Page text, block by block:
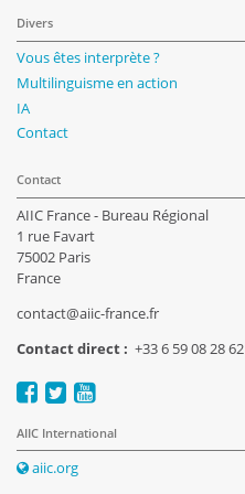
Divers
Vous êtes interprète ?
Multilinguisme en action
IA
Contact
Contact
AIIC France - Bureau Régional
1 rue Favart
75002 Paris
France
contact@aiic-france.fr
Contact direct : +33 6 59 08 28 62
AIIC International
aiic.org